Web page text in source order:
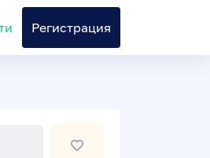
Регистрация